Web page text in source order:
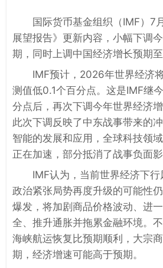
国际货币基金组织（IMF）7
展望报告》更新内容，小幅下调
期，同时上调中国经济增长预期至
IMF预计，2026年世界经济
测值低0.1个百分点。这是IMF继
分点后，再次下调今年世界经济
此次下调反映了中东战事带来的
智能的发展和应用，全球科技领
正在加速，部分抵消了战事负面影
IMF认为，当前世界经济下
政治紧张局势再度升级的可能性
爆发，将加剧商品价格波动、进
全、推升通胀并拖累金融环境。
海峡航运恢复比预期顺利，大宗
期，经济增速可能高于预期。